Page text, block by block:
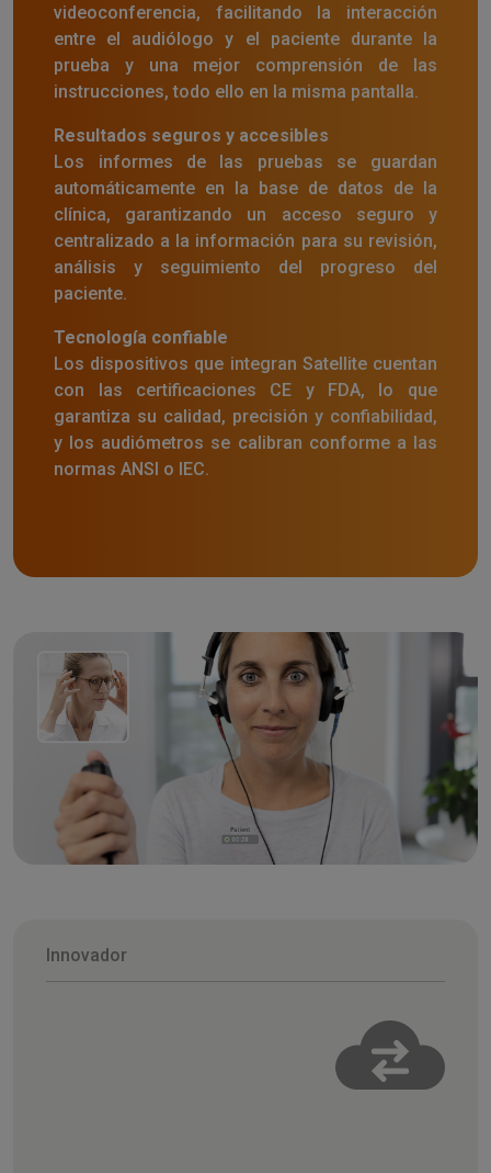
videoconferencia, facilitando la interacción
entre el audiólogo y el paciente durante la
prueba y una mejor comprensión de las
instrucciones, todo ello en la misma pantalla.
Resultados seguros y accesibles
Los informes de las pruebas se guardan
automáticamente en la base de datos de la
clínica, garantizando un acceso seguro y
centralizado a la información para su revisión,
análisis y seguimiento del progreso del
paciente.
Tecnología confiable
Los dispositivos que integran Satellite cuentan
con las certificaciones CE y FDA, lo que
garantiza su calidad, precisión y confiabilidad,
y los audiómetros se calibran conforme a las
normas ANSI o IEC.
Innovador